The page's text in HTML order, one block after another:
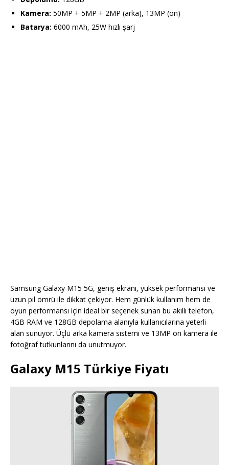
Kamera: 50MP + 5MP + 2MP (arka), 13MP (ön)
Batarya: 6000 mAh, 25W hızlı şarj
Samsung Galaxy M15 5G, geniş ekranı, yüksek performansı ve
uzun pil ömrü ile dikkat çekiyor. Hem günlük kullanım hem de
oyun performansı için ideal bir seçenek sunan bu akıllı telefon,
4GB RAM ve 128GB depolama alanıyla kullanıcılarına yeterli
alan sunuyor. Üçlü arka kamera sistemi ve 13MP ön kamera ile
fotoğraf tutkunlarını da unutmuyor.
Galaxy M15 Türkiye Fiyatı